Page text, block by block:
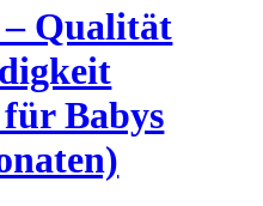
Qualität
Babys